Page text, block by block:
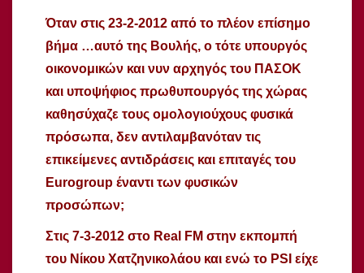
Όταν στις 23-2-2012 από το πλέον επίσημο
βήμα …αυτό της Βουλής, ο τότε υπουργός
οικονομικών και νυν αρχηγός του ΠΑΣΟΚ
και υποψήφιος πρωθυπουργός της χώρας
καθησύχαζε τους ομολογιούχους φυσικά
πρόσωπα, δεν αντιλαμβανόταν τις
επικείμενες αντιδράσεις και επιταγές του
Eurogroup έναντι των φυσικών
προσώπων;
Στις 7-3-2012 στο Real FM στην εκπομπή
του Νίκου Χατζηνικολάου και ενώ το PSI είχε